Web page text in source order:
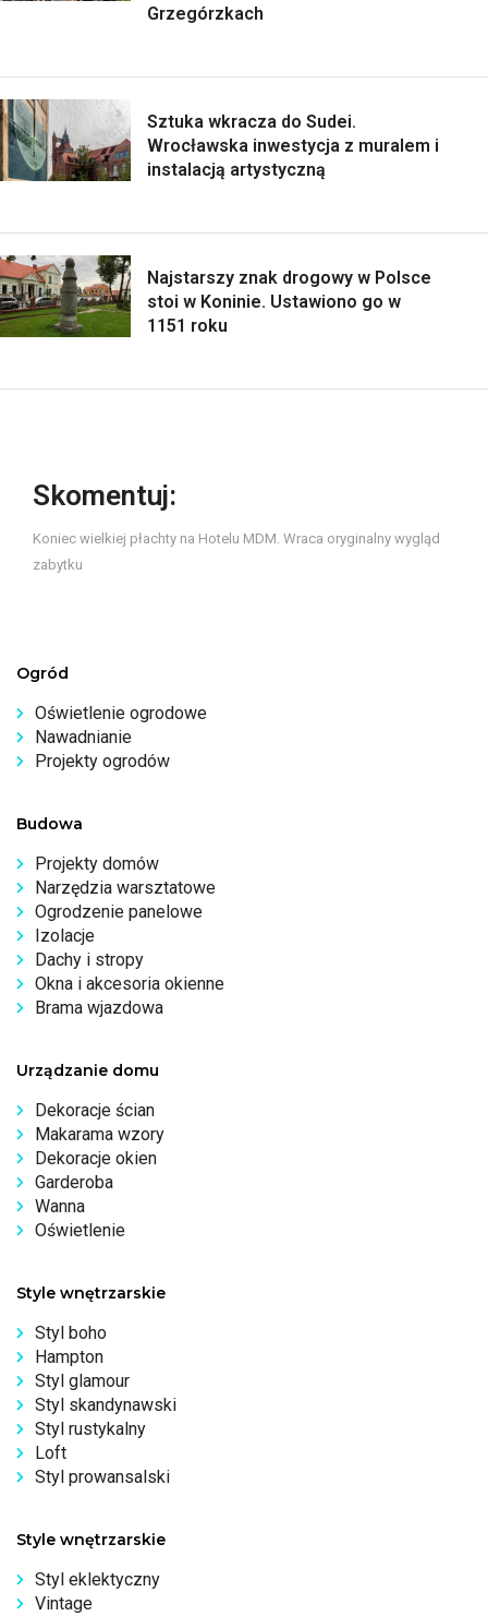
Grzegórzkach
Sztuka wkracza do Sudei.
Wrocławska inwestycja z muralem i
instalacją artystyczną
Najstarszy znak drogowy w Polsce
stoi w Koninie. Ustawiono go w
1151 roku
Skomentuj:
Koniec wielkiej płachty na Hotelu MDM. Wraca oryginalny wygląd
zabytku
Ogród
Oświetlenie ogrodowe
Nawadnianie
Projekty ogrodów
Budowa
Projekty domów
Narzędzia warsztatowe
Ogrodzenie panelowe
Izolacje
Dachy i stropy
Okna i akcesoria okienne
Brama wjazdowa
Urządzanie domu
Dekoracje ścian
Makarama wzory
Dekoracje okien
Garderoba
Wanna
Oświetlenie
Style wnętrzarskie
Styl boho
Hampton
Styl glamour
Styl skandynawski
Styl rustykalny
Loft
Styl prowansalski
Style wnętrzarskie
Styl eklektyczny
Vintage